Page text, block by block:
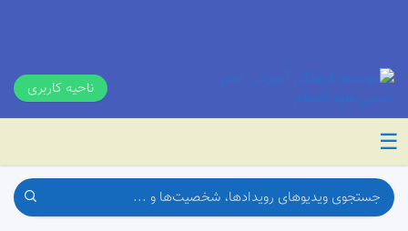
ناحیه کاربری
☰